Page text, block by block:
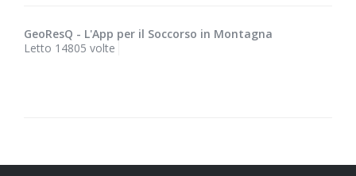
GeoResQ - L'App per il Soccorso in Montagna
Letto 14805 volte